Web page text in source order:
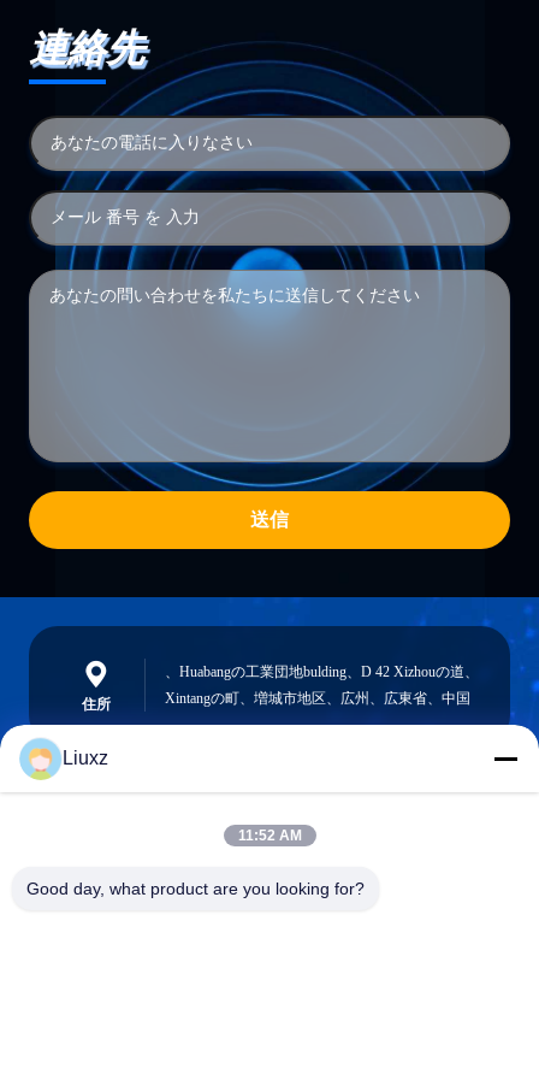
連絡先
送信
住所
、Huabangの工業団地bulding、D 42 Xizhouの道、
Xintangの町、増城市地区、広州、広東省、中国
liuxz@wyatm.com
Liuxz
11:52 AM
Good day, what product are you looking for?